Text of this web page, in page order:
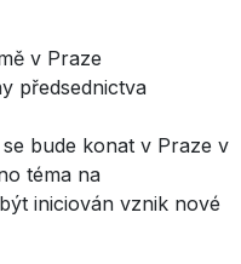
v Praze
předsednictva
bude konat v Praze v
téma na
iniciován vznik nové